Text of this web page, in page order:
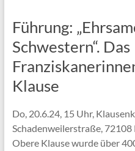
Führung:
Schwestern“. Das
Klause
Do, 20.6.24, 15 Uhr,
Schadenweilerstraße,
Obere Klause wurde über